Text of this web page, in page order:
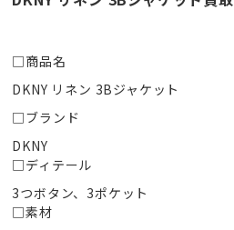
□商品名
DKNY リネン 3Bジャケット
□ブランド
DKNY
□ディテール
3つボタン、3ポケット
□素材